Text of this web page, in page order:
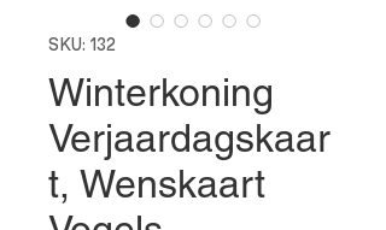
SKU: 132
Winterkoning
Verjaardagskaar
t, Wenskaart